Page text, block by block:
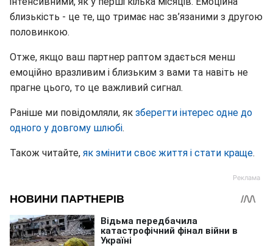
близькість - це те, що тримає нас зв’язаними з другою
половинкою.
Отже, якщо ваш партнер раптом здається менш
емоційно вразливим і близьким з вами та навіть не
прагне цього, то це важливий сигнал.
Раніше ми повідомляли, як зберегти інтерес одне до
одного у довгому шлюбі.
Також читайте, як змінити своє життя і стати краще.